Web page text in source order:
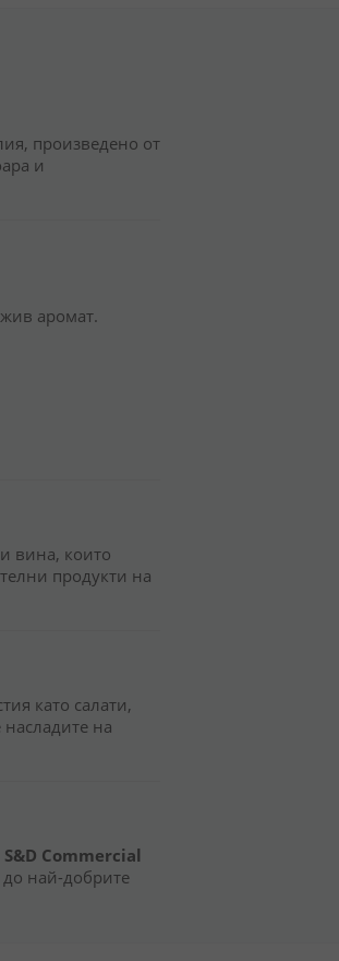
произведено от
и
аромат.
вина, които
продукти на
като салати,
на
S&D Commercial
най-добрите